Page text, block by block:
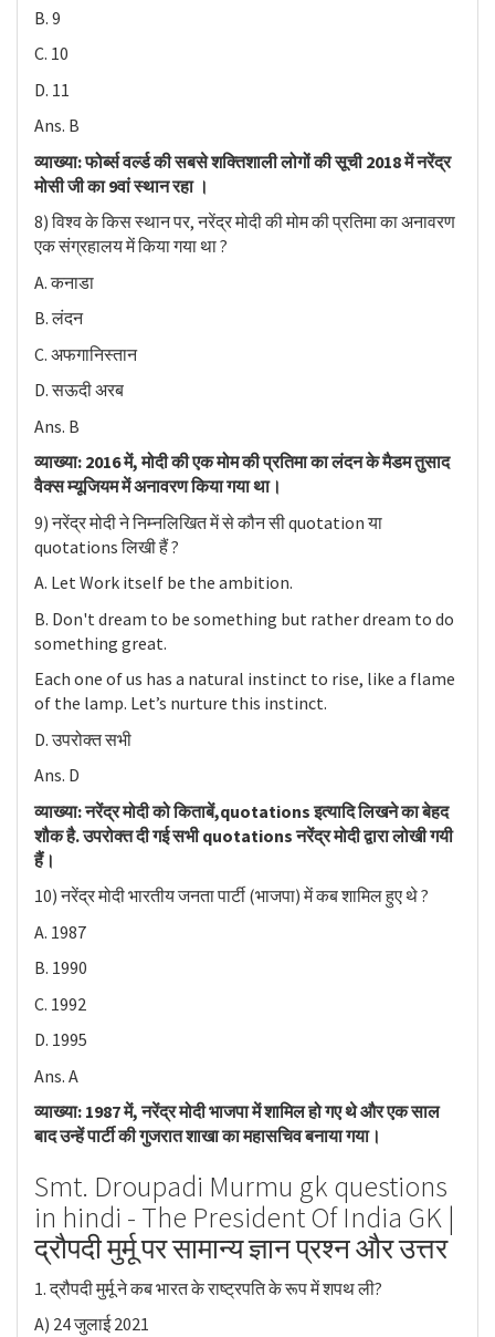
B. 9
C. 10
D. 11
Ans. B
व्याख्या: फोर्ब्स वर्ल्ड की सबसे शक्तिशाली लोगों की सूची 2018 में नरेंद्र
मोसी जी का 9वां स्थान रहा ।
8) विश्व के किस स्थान पर, नरेंद्र मोदी की मोम की प्रतिमा का अनावरण
एक संग्रहालय में किया गया था ?
A. कनाडा
B. लंदन
C. अफगानिस्तान
D. सऊदी अरब
Ans. B
व्याख्या: 2016 में, मोदी की एक मोम की प्रतिमा का लंदन के मैडम तुसाद
वैक्स म्यूजियम में अनावरण किया गया था।
9) नरेंद्र मोदी ने निम्नलिखित में से कौन सी quotation या
quotations लिखी हैं ?
A. Let Work itself be the ambition.
B. Don't dream to be something but rather dream to do
something great.
Each one of us has a natural instinct to rise, like a flame
of the lamp. Let’s nurture this instinct.
D. उपरोक्त सभी
Ans. D
व्याख्या: नरेंद्र मोदी को किताबें,quotations इत्यादि लिखने का बेहद
शौक है. उपरोक्त दी गई सभी quotations नरेंद्र मोदी द्वारा लोखी गयी
हैं।
10) नरेंद्र मोदी भारतीय जनता पार्टी (भाजपा) में कब शामिल हुए थे ?
A. 1987
B. 1990
C. 1992
D. 1995
Ans. A
व्याख्या: 1987 में, नरेंद्र मोदी भाजपा में शामिल हो गए थे और एक साल
बाद उन्हें पार्टी की गुजरात शाखा का महासचिव बनाया गया।
Smt. Droupadi Murmu gk questions
in hindi - The President Of India GK |
द्रौपदी मुर्मू पर सामान्य ज्ञान प्रश्न और उत्तर
1. द्रौपदी मुर्मू ने कब भारत के राष्ट्रपति के रूप में शपथ ली?
A) 24 जुलाई 2021